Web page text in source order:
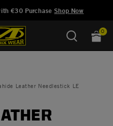
€30 PurchaseShop Now
0
Leather Needlestick LE
Desideri